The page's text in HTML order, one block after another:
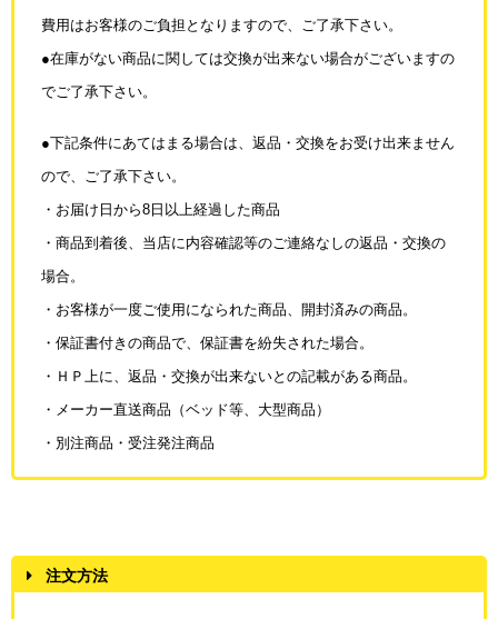
費用はお客様のご負担となりますので、ご了承下さい。
●在庫がない商品に関しては交換が出来ない場合がございますの
でご了承下さい。
●下記条件にあてはまる場合は、返品・交換をお受け出来ません
ので、ご了承下さい。
・お届け日から8日以上経過した商品
・商品到着後、当店に内容確認等のご連絡なしの返品・交換の
場合。
・お客様が一度ご使用になられた商品、開封済みの商品。
・保証書付きの商品で、保証書を紛失された場合。
・ＨＰ上に、返品・交換が出来ないとの記載がある商品。
・メーカー直送商品（ベッド等、大型商品）
・別注商品・受注発注商品
注文方法